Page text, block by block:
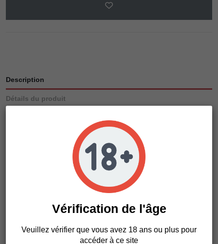
Description
Détails du produit
Critical Mass est très facile à cultiver et est recommandée
pour les débutants ainsi que pour les cultivateurs
commerciaux. Le père de cet hybride est la célèbre Bubba
Kush de sang américain qui a établi un nouveau standard il
y a plus de 20 ans, étant le précurseur de la passion
actuelle pour la Kush.
parasites et résine de qualité.
manière intéressante, la douceur cloisonnante de la Critical
Mass fusionnant avec les terpènes de forêt humide, les
Vérification de l'âge
Veuillez vérifier que vous avez 18 ans ou plus pour
accéder à ce site